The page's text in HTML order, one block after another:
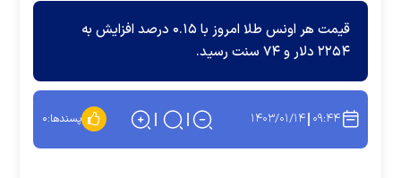
قیمت هر اونس طلا امروز با ۰.۱۵ درصد افزایش به
۲۲۵۴ دلار و ۷۴ سنت رسید.
۰۹:۴۴ ۱۴۰۳/۰۱/۱۴ پسندها:۰